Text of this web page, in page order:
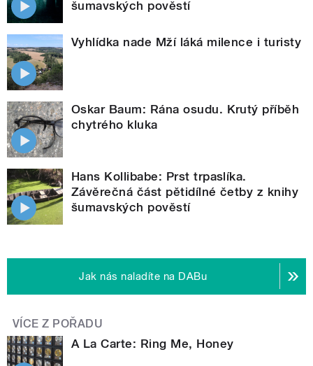
šumavských pověstí
Vyhlídka nade Mží láká milence i turisty
Oskar Baum: Rána osudu. Krutý příběh
chytrého kluka
Hans Kollibabe: Prst trpaslíka.
Závěrečná část pětidílné četby z knihy
šumavských pověstí
Jak nás naladíte na DABu
VÍCE Z POŘADU
A La Carte: Ring Me, Honey